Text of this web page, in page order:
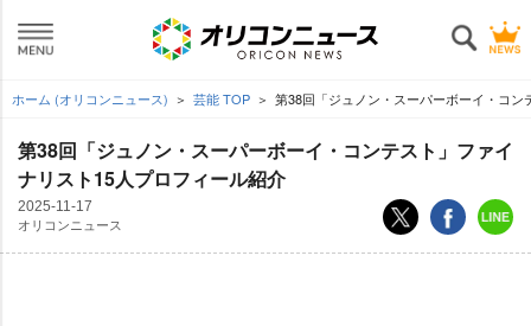
ホーム (オリコンニュース) 芸能 TOP 第38回「ジュノン・スーパーボーイ・コ
第38回「ジュノン・スーパーボーイ・コンテスト」ファイ
ナリスト15人プロフィール紹介
2025-11-17
オリコンニュース